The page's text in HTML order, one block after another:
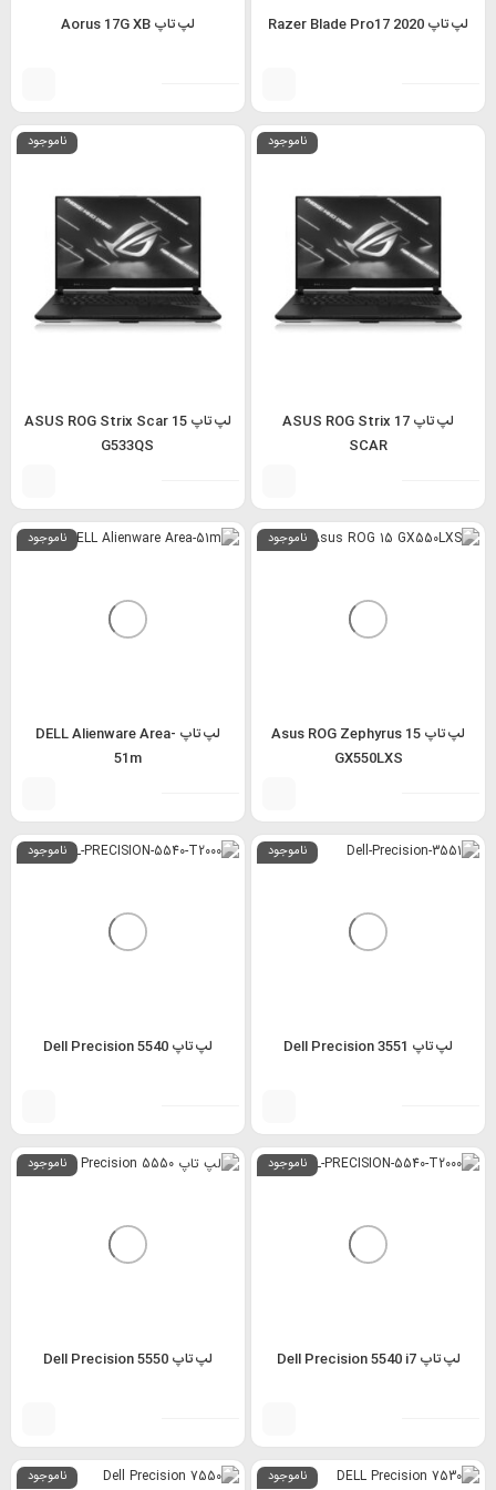
لپ تاپ 2020 Razer Blade Pro17 لپ تاپ Aorus 17G XB
ناموجود
لپ تاپ ASUS ROG Strix 17
SCAR
ناموجود
لپ تاپ ASUS ROG Strix Scar 15
G533QS
ناموجود
لپ تاپ Asus ROG Zephyrus 15
GX550LXS
ناموجود
لپ تاپ DELL Alienware Area-
51m
ناموجود
لپ تاپ Dell Precision 3551
ناموجود
لپ تاپ Dell Precision 5540
ناموجود
لپ تاپ Dell Precision 5540 i7
ناموجود
لپ تاپ Dell Precision 5550
ناموجود ناموجود